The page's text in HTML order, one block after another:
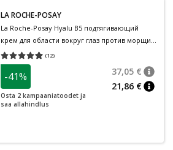
LA ROCHE-POSAY
La Roche-Posay Hyalu B5 подтягивающий
крем для области вокруг глаз против морщин
15 мл
(12)
Средняя оценка 4.92
-41%
Osta 2 kampaaniatoodet ja
saa allahindlus
37,05 €
21,86 €